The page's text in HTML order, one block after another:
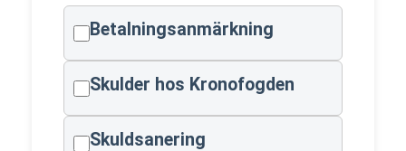
Betalningsanmärkning
Skulder hos Kronofogden
Skuldsanering